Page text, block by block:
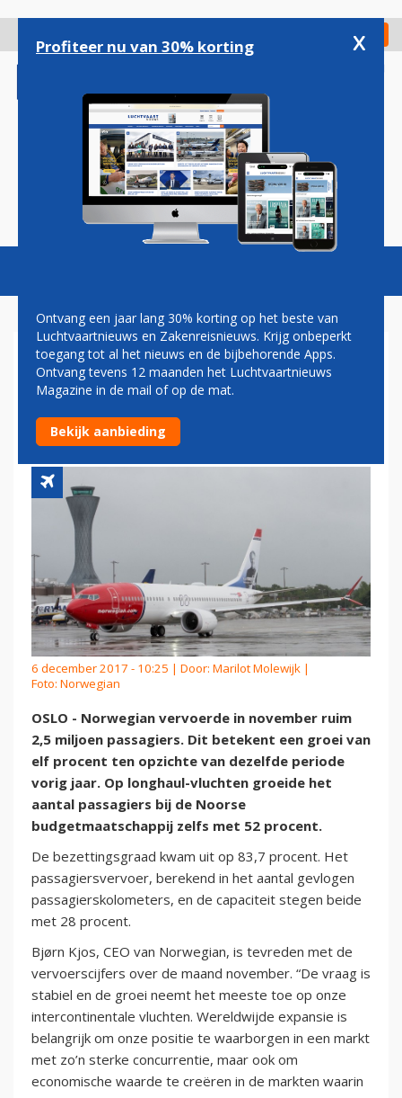
gaan
Check in
Magazine Podcasts Vacatures
NORWEGIAN REALISEERT
PASSAGIERSGROEI VAN ELF
PROCENT
6 december 2017 - 10:25 | Door: Marilot Molewijk |
Foto: Norwegian
OSLO - Norwegian vervoerde in november ruim
2,5 miljoen passagiers. Dit betekent een groei van
elf procent ten opzichte van dezelfde periode
vorig jaar. Op longhaul-vluchten groeide het
aantal passagiers bij de Noorse
budgetmaatschappij zelfs met 52 procent.
De bezettingsgraad kwam uit op 83,7 procent. Het
passagiersvervoer, berekend in het aantal gevlogen
passagierskolometers, en de capaciteit stegen beide
met 28 procent.
Bjørn Kjos, CEO van Norwegian, is tevreden met de
vervoerscijfers over de maand november. “De vraag is
stabiel en de groei neemt het meeste toe op onze
intercontinentale vluchten. Wereldwijde expansie is
belangrijk om onze positie te waarborgen in een markt
met zo’n sterke concurrentie, maar ook om
economische waarde te creëren in de markten waarin
Profiteer nu van 30% korting x
Ontvang een jaar lang 30% korting op het beste van
Luchtvaartnieuws en Zakenreisnieuws. Krijg onbeperkt
toegang tot al het nieuws en de bijbehorende Apps.
Ontvang tevens 12 maanden het Luchtvaartnieuws
Magazine in de mail of op de mat.
Bekijk aanbieding